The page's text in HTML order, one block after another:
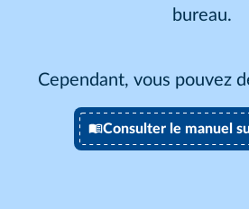
bureau.
Cependant, vous pouvez
Consulter le manuel